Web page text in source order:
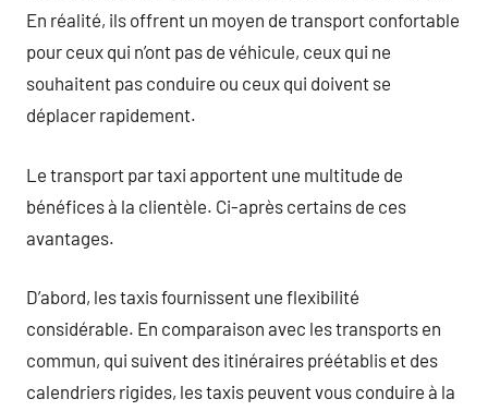
En réalité, ils offrent un moyen de transport confortable
pour ceux qui n’ont pas de véhicule, ceux qui ne
souhaitent pas conduire ou ceux qui doivent se
déplacer rapidement.
Le transport par taxi apportent une multitude de
bénéfices à la clientèle. Ci-après certains de ces
avantages.
D’abord, les taxis fournissent une flexibilité
considérable. En comparaison avec les transports en
commun, qui suivent des itinéraires préétablis et des
calendriers rigides, les taxis peuvent vous conduire à la